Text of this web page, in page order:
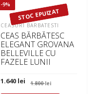
-9%
STOC EPUIZAT
CEASURI BARBATESTI
CEAS BĂRBĂTESC
ELEGANT GROVANA
BELLEVILLE CU
FAZELE LUNII
1.800leiPrețul
inițial
1.640 lei Prețul
curent